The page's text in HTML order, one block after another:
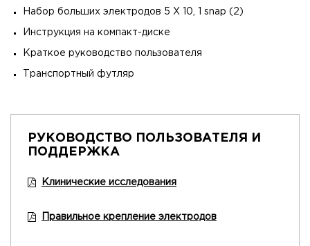
Набор больших электродов 5 X 10, 1 snap (2)
Инструкция на компакт-диске
Краткое руководство пользователя
Транспортный футляр
РУКОВОДСТВО ПОЛЬЗОВАТЕЛЯ И
ПОДДЕРЖКА
Клинические исследования
Правильное крепление электродов